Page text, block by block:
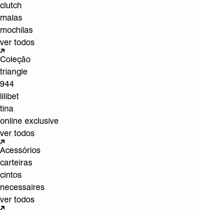
clutch
malas
mochilas
ver todos
Coleção
triangle
944
lilibet
tina
online exclusive
ver todos
Acessórios
carteiras
cintos
necessaires
ver todos